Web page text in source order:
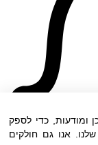
ומודעות, כדי לספק
אנו גם חולקים